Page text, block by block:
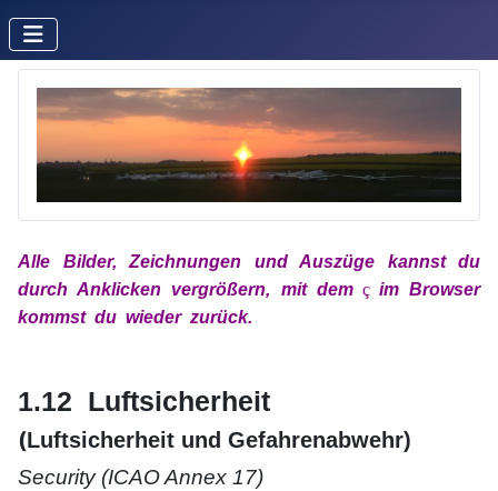
Alle Bilder, Zeichnungen und Auszüge kannst du
durch Anklicken vergrößern, mit demx çx imBrowser
kommst du wieder zurück.
1.12 Luftsicherheit
(Luftsicherheit und Gefahrenabwehr)
Security (ICAO Annex 17)